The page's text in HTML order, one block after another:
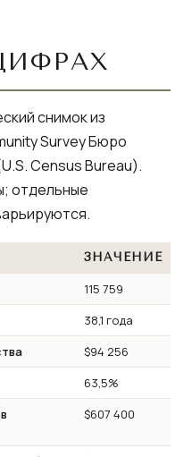
снимок из
Survey Бюро
Census Bureau).
отдельные
ЗНАЧЕНИЕ
115 759
38,1 года
$94 256
63,5%
$607 400